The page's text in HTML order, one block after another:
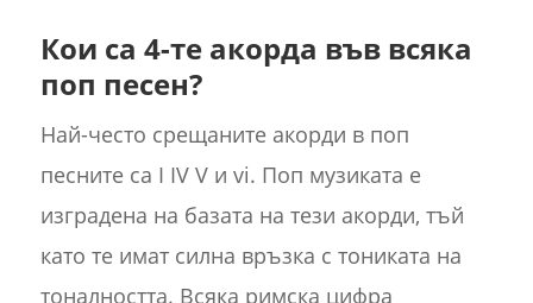
Кои са 4-те акорда във всяка
поп песен?
Най-често срещаните акорди в поп
песните са I IV V и vi. Поп музиката е
изградена на базата на тези акорди, тъй
като те имат силна връзка с тониката на
тоналността. Всяка римска цифра